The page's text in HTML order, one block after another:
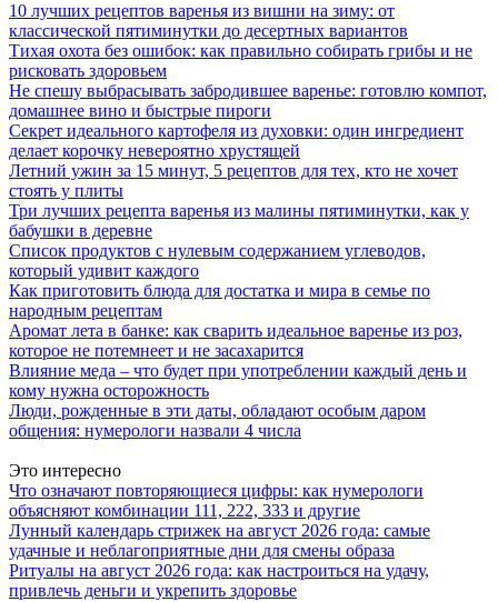
10 лучших рецептов варенья из вишни на зиму: от
классической пятиминутки до десертных вариантов
Тихая охота без ошибок: как правильно собирать грибы и не
рисковать здоровьем
Не спешу выбрасывать забродившее варенье: готовлю компот,
домашнее вино и быстрые пироги
Секрет идеального картофеля из духовки: один ингредиент
делает корочку невероятно хрустящей
Летний ужин за 15 минут, 5 рецептов для тех, кто не хочет
стоять у плиты
Три лучших рецепта варенья из малины пятиминутки, как у
бабушки в деревне
Список продуктов с нулевым содержанием углеводов,
который удивит каждого
Как приготовить блюда для достатка и мира в семье по
народным рецептам
Аромат лета в банке: как сварить идеальное варенье из роз,
которое не потемнеет и не засахарится
Влияние меда – что будет при употреблении каждый день и
кому нужна осторожность
Люди, рожденные в эти даты, обладают особым даром
общения: нумерологи назвали 4 числа
Это интересно
Что означают повторяющиеся цифры: как нумерологи
объясняют комбинации 111, 222, 333 и другие
Лунный календарь стрижек на август 2026 года: самые
удачные и неблагоприятные дни для смены образа
Ритуалы на август 2026 года: как настроиться на удачу,
привлечь деньги и укрепить здоровье